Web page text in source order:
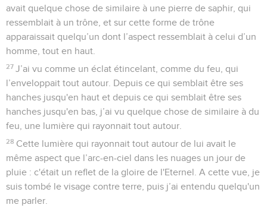
avait quelque chose de similaire à une pierre de saphir, qui
ressemblait à un trône, et sur cette forme de trône
apparaissait quelqu’un dont l’aspect ressemblait à celui d’un
homme, tout en haut.
27 J’ai vu comme un éclat étincelant, comme du feu, qui
l’enveloppait tout autour. Depuis ce qui semblait être ses
hanches jusqu'en haut et depuis ce qui semblait être ses
hanches jusqu'en bas, j’ai vu quelque chose de similaire à du
feu, une lumière qui rayonnait tout autour.
28 Cette lumière qui rayonnait tout autour de lui avait le
même aspect que l’arc-en-ciel dans les nuages un jour de
pluie : c'était un reflet de la gloire de l'Eternel. A cette vue, je
suis tombé le visage contre terre, puis j’ai entendu quelqu'un
me parler.